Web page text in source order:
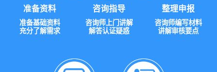
准备资料
准备基础资料
充分了解需求
咨询指导
咨询师上门讲解
解答认证疑惑
整理申报
咨询师编写材料
讲解审核要点